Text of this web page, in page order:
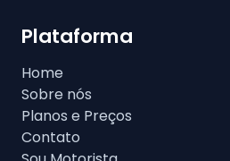
Plataforma
Home
Sobre nós
Planos e Preços
Contato